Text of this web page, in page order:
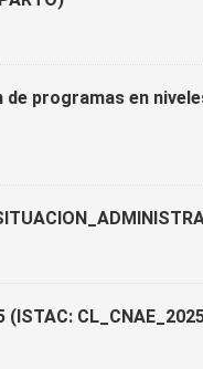
programas en